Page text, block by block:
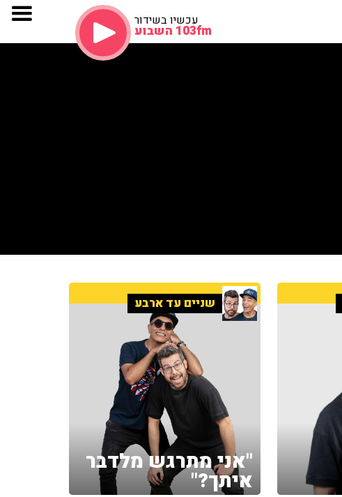
עכשיו בשידור
103fm השבוע
שניים עד ארבע
"אני מתרגש מלדבר
איתך?"